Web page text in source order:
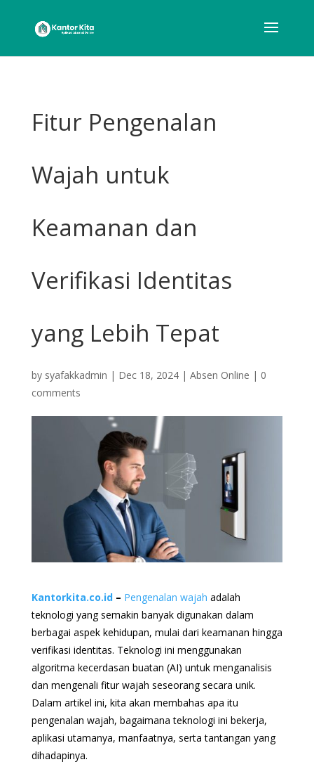
Fitur Pengenalan
Wajah untuk
Keamanan dan
Verifikasi Identitas
yang Lebih Tepat
by syafakkadmin | Dec 18, 2024| Absen Online | 0
comments
Kantorkita.co.id – Pengenalan wajah adalah
teknologi yang semakin banyak digunakan dalam
berbagai aspek kehidupan, mulai dari keamanan hingga
verifikasi identitas. Teknologi ini menggunakan
algoritma kecerdasan buatan (AI) untuk menganalisis
dan mengenali fitur wajah seseorang secara unik.
Dalam artikel ini, kita akan membahas apa itu
pengenalan wajah, bagaimana teknologi ini bekerja,
aplikasi utamanya, manfaatnya, serta tantangan yang
dihadapinya.